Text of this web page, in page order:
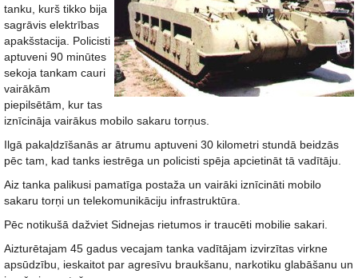
tanku, kurš tikko bija
sagrāvis elektrības
apakšstacija. Policisti
aptuveni 90 minūtes
sekoja tankam cauri
vairākām
piepilsētām, kur tas
iznīcināja vairākus mobilo sakaru torņus.
Ilgā pakaļdzīšanās ar ātrumu aptuveni 30 kilometri stundā beidzās
pēc tam, kad tanks iestrēga un policisti spēja apcietināt tā vadītāju.
Aiz tanka palikusi pamatīga postaža un vairāki iznīcināti mobilo
sakaru torņi un telekomunikāciju infrastruktūra.
Pēc notikušā dažviet Sidnejas rietumos ir traucēti mobilie sakari.
Aizturētajam 45 gadus vecajam tanka vadītājam izvirzītas virkne
apsūdzību, ieskaitot par agresīvu braukšanu, narkotiku glabāšanu un